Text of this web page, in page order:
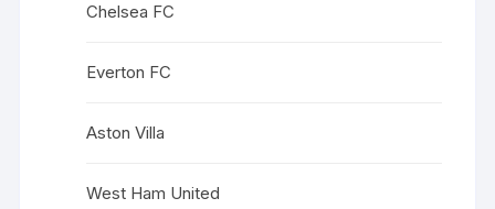
Chelsea FC
Everton FC
Aston Villa
West Ham United